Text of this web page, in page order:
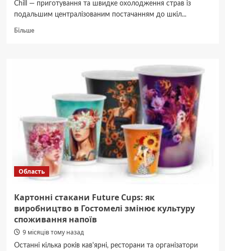
Chill — приготування та швидке охолодження страв із
подальшим централізованим постачанням до шкіл...
БільшеДокладніше
збудувати
фабрику-
кухню
(ФОТО)
Область
Картонні стакани Future Cups: як
виробництво в Гостомелі змінює культуру
споживання напоїв
9 місяців тому назад
Останні кілька років кав'ярні, ресторани та організатори